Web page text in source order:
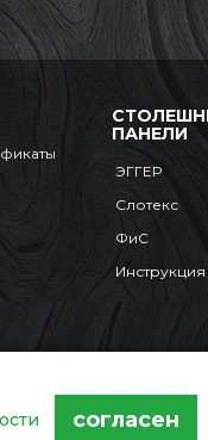
ПАНЕЛИ
ЭГГЕР
Слотекс
ФиС
согласен